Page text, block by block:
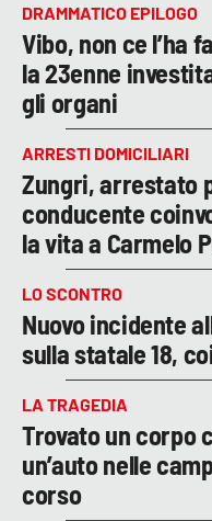
DRAMMATICO EPILOGO
Vibo, non ce l’ha
la 23enne
gli organi
ARRESTI DOMICILIARI
Zungri, arrestato
conducente
la vita a Carmelo
LO SCONTRO
Nuovo incidente
sulla statale 18,
LA TRAGEDIA
Trovato un corpo
un’auto nelle
corso